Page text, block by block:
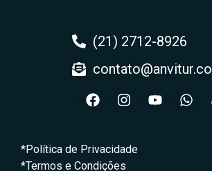
(21) 2712-8926
*Política de Privacidade
*Termos e Condições